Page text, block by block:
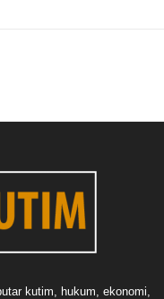
kutim, hukum, ekonomi,